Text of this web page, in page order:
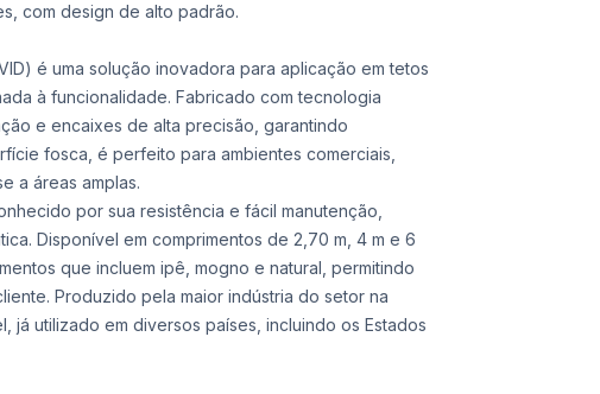
com design de alto padrão.
é uma solução inovadora para aplicação em tetos
à funcionalidade. Fabricado com tecnologia
e encaixes de alta precisão, garantindo
fosca, é perfeito para ambientes comerciais,
a áreas amplas.
por sua resistência e fácil manutenção,
Disponível em comprimentos de 2,70 m, 4 m e 6
que incluem ipê, mogno e natural, permitindo
Produzido pela maior indústria do setor na
já utilizado em diversos países, incluindo os Estados